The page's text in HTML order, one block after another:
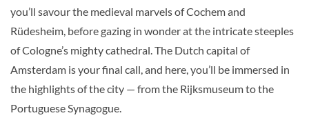
you’ll savour the medieval marvels of Cochem and
Rüdesheim, before gazing in wonder at the intricate steeples
of Cologne’s mighty cathedral. The Dutch capital of
Amsterdam is your final call, and here, you’ll be immersed in
the highlights of the city — from the Rijksmuseum to the
Portuguese Synagogue.